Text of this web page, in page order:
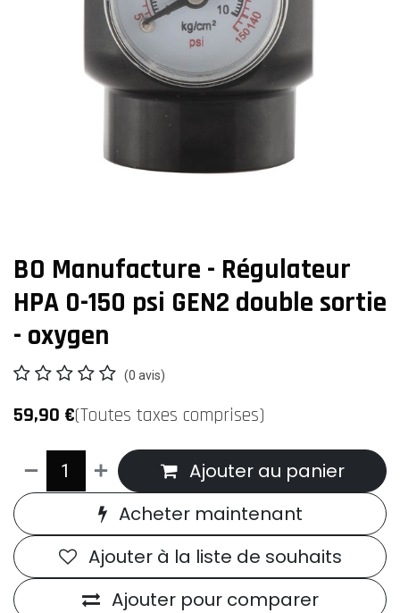
BO Manufacture - Régulateur
HPA 0-150 psi GEN2 double sortie
- oxygen
(0 avis)
59,90 €(Toutes taxes comprises)
Ajouter au panier
Acheter maintenant
Ajouter pour comparer
Ajouter à la liste de souhaits